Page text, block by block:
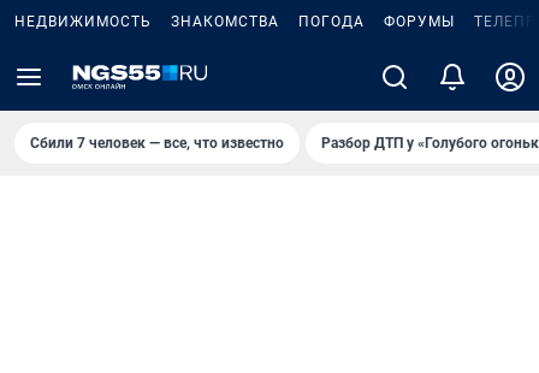
НЕДВИЖИМОСТЬ ЗНАКОМСТВА ПОГОДА ФОРУМЫ
Сбили 7 человек — все, что известно Разбор ДТП у «Голубого